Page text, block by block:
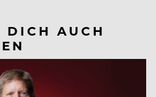
DICH AUCH